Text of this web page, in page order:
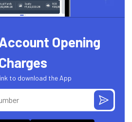
Opening
to download the App